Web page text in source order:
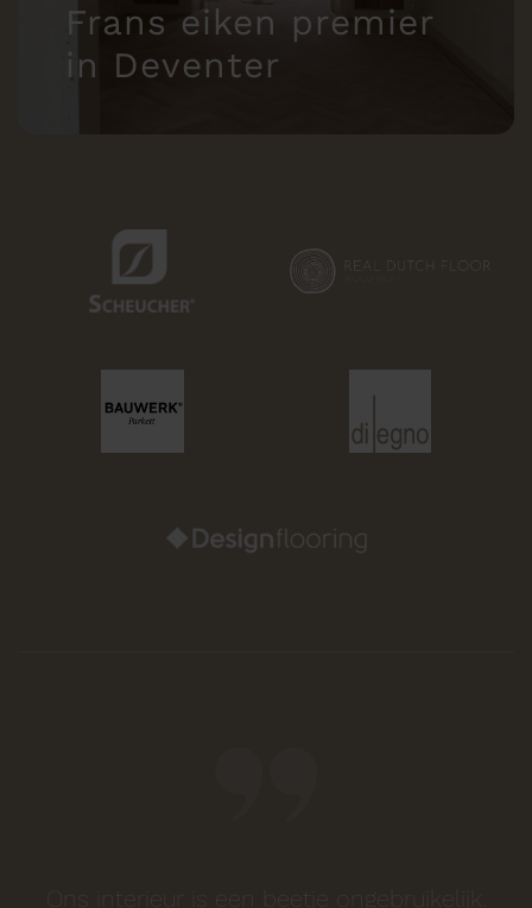
Frans eiken premier
in Deventer
Ons interieur is een beetje ongebruikelijk.